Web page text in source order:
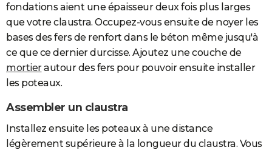
fondations aient une épaisseur deux fois plus larges
que votre claustra. Occupez-vous ensuite de noyer les
bases des fers de renfort dans le béton même jusqu'à
ce que ce dernier durcisse. Ajoutez une couche de
mortierautour des fers pour pouvoir ensuite installer
les poteaux.
Assembler un claustra
Installez ensuite les poteaux à une distance
légèrement supérieure à la longueur du claustra. Vous